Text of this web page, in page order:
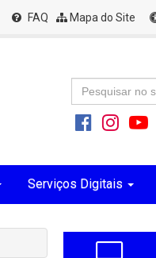
FAQ Mapa do Site
Serviços Digitais